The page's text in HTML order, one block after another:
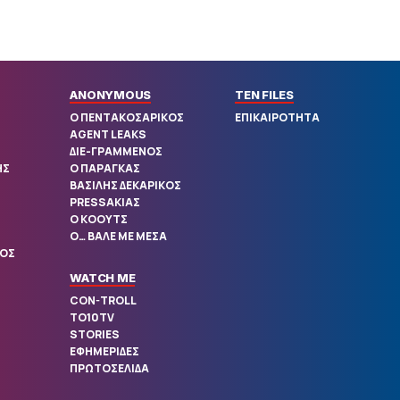
ANONYMOUS
Ο ΠΕΝΤΑΚΟΣΑΡΙΚΟΣ
AGENT LEAKS
ΔΙΕ-ΓΡΑΜΜΕΝΟΣ
Ο ΠΑΡΑΓΚΑΣ
ΒΑΣΙΛΗΣ ΔΕΚΑΡΙΚΟΣ
PRESSΑΚΙΑΣ
Ο ΚΟΟΥΤΣ
Ο… ΒΑΛΕ ΜΕ ΜΕΣΑ
WATCH ME
CON-TROLL
TO10TV
STORIES
ΕΦΗΜΕΡΙΔΕΣ
ΠΡΩΤΟΣΕΛΙΔΑ
TEN FILES
ΕΠΙΚΑΙΡΟΤΗΤΑ